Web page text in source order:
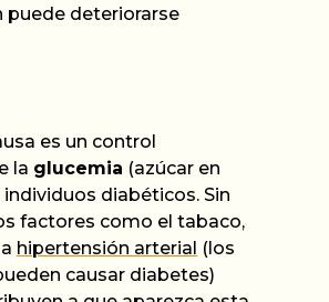
puede deteriorarse
es un control
la glucemia (azúcar en
individuos diabéticos. Sin
factores como el tabaco,
hipertensión arterial (los
causar diabetes)